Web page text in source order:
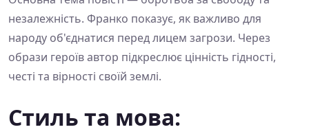
незалежність. Франко показує, як важливо для
народу об'єднатися перед лицем загрози. Через
образи героїв автор підкреслює цінність гідності,
честі та вірності своїй землі.
Стиль та мова: